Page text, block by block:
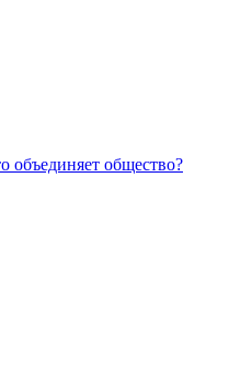
объединяет общество?